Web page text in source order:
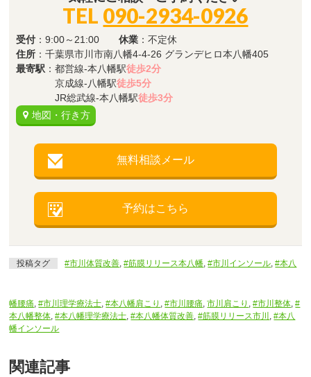
TEL 090-2934-0926
受付 ：9:00～21:00休業 ：不定休
住所 ：千葉県市川市南八幡4-4-26 グランデヒロ本八幡405
最寄駅 ：都営線-本八幡駅徒歩2分
京成線-八幡駅徒歩5分
JR総武線-本八幡駅徒歩3分
地図・行き方
無料相談メール
予約はこちら
投稿タグ #市川体質改善,#筋膜リリース本八幡,#市川インソール,#本八
幡腰痛,#市川理学療法士,#本八幡肩こり ,#市川腰痛,市川肩こり ,#市川整体,#
本八幡整体,#本八幡理学療法士,#本八幡体質改善,#筋膜リリース市川 ,#本八
幡インソール
関連記事